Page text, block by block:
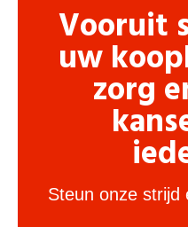
Vooruit
uw
zorg
Steun onze strijd